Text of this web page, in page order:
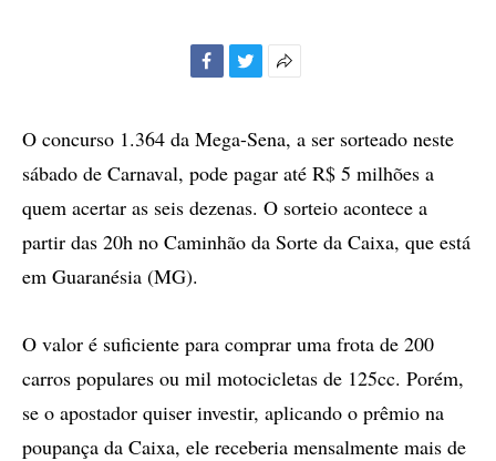
compartilhamento
O concurso 1.364 da Mega-Sena, a ser sorteado neste
sábado de Carnaval, pode pagar até R$ 5 milhões a
quem acertar as seis dezenas. O sorteio acontece a
partir das 20h no Caminhão da Sorte da Caixa, que está
em Guaranésia (MG).
O valor é suficiente para comprar uma frota de 200
carros populares ou mil motocicletas de 125cc. Porém,
se o apostador quiser investir, aplicando o prêmio na
poupança da Caixa, ele receberia mensalmente mais de